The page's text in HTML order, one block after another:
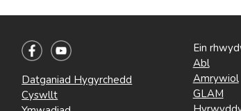
Datganiad Hygyrchedd
Cyswllt
Ein
Abl
Amrywiol
GLAM